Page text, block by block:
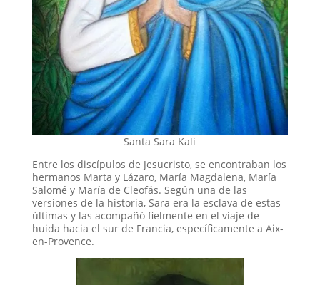
Santa Sara Kali
Entre los discípulos de Jesucristo, se encontraban los
hermanos Marta y Lázaro, María Magdalena, María
Salomé y María de Cleofás. Según una de las
versiones de la historia, Sara era la esclava de estas
últimas y las acompañó fielmente en el viaje de
huida hacia el sur de Francia, específicamente a Aix-
en-Provence.